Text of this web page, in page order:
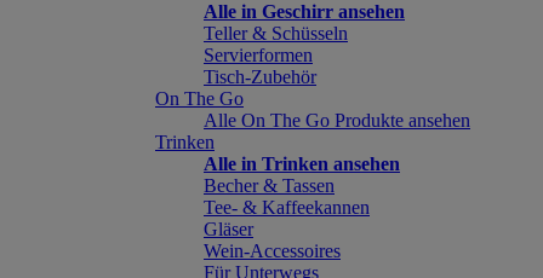
Alle in Geschirr ansehen
Teller & Schüsseln
Servierformen
Tisch-Zubehör
On The Go
Alle On The Go Produkte ansehen
Trinken
Alle in Trinken ansehen
Becher & Tassen
Tee- & Kaffeekannen
Gläser
Wein-Accessoires
Für Unterwegs